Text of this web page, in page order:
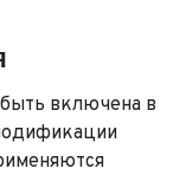
включена в